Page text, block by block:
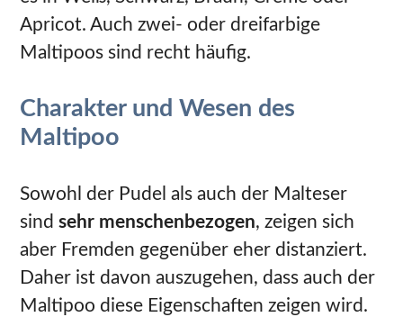
Apricot. Auch zwei- oder dreifarbige
Maltipoos sind recht häufig.
Charakter und Wesen des
Maltipoo
Sowohl der Pudel als auch der Malteser
sind sehr menschenbezogen, zeigen sich
aber Fremden gegenüber eher distanziert.
Daher ist davon auszugehen, dass auch der
Maltipoo diese Eigenschaften zeigen wird.